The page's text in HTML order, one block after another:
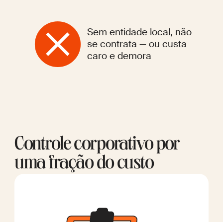
Sem entidade local, não
se contrata — ou custa
caro e demora
Controle corporativo por
uma fração do custo